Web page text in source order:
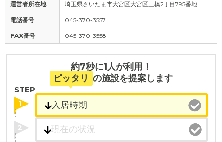
運営者所在地 埼玉県さいたま市大宮区大宮区三橋2丁目795番地
電話番号 045-370-3557
FAX番号 045-370-3558
約7秒に1人が利用！
ピッタリ の施設を提案します
STEP
1
2